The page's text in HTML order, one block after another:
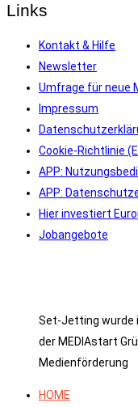
Links
Kontakt & Hilfe
Newsletter
Umfrage für neue
Impressum
Cookie-Richtlinie
APP:
APP:
Hier investiert
Jobangebote
Set-Jetting wurde
der MEDIAstart
Medienförderung
HOME